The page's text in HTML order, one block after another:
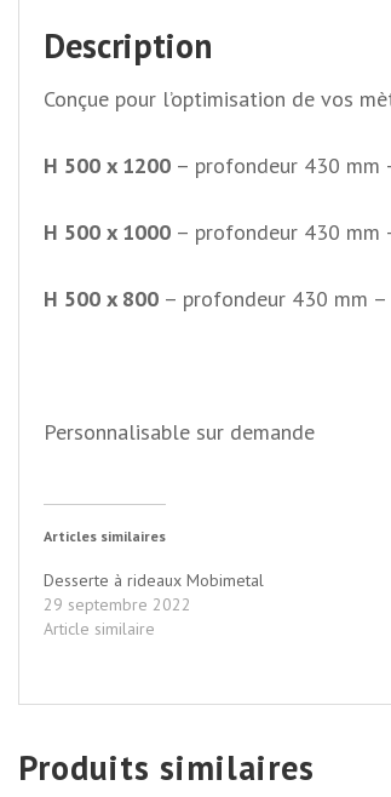
Description
Conçue pour l’optimisation de vos
H 500 x 1200 – profondeur 430 mm
H 500 x 1000 – profondeur 430 mm
H 500 x 800 – profondeur 430 mm –
Personnalisable sur demande
Articles similaires
Desserte à rideaux Mobimetal
29 septembre 2022
Article similaire
Produits similaires